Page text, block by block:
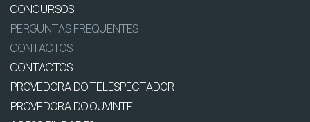
CONCURSOS
PERGUNTAS FREQUENTES
CONTACTOS
CONTACTOS
PROVEDORA DO TELESPECTADOR
PROVEDORA DO OUVINTE